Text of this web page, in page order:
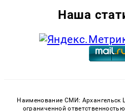
Наша
Наименование СМИ: Архангельск
ограниченной